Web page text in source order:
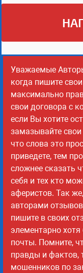
Уважаемые
когда пишите
максимально
свои договора с
если Вы хотите
замазывайте
что слова это
приведете, тем
сложнее сказать
себя и тех кто
аферистов. Так
авторами
пишите в своих
элементарно
почты. Помните,
правды и фактов,
мошенников по